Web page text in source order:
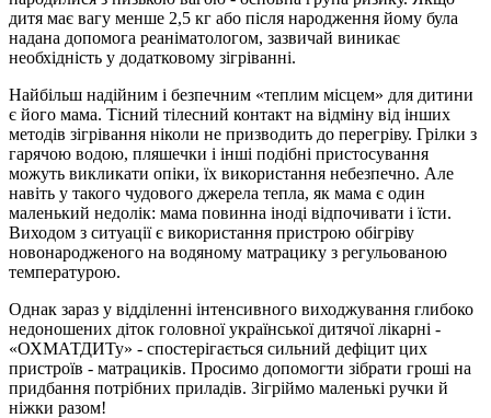
дитя має вагу менше 2,5 кг або після народження йому була
надана допомога реаніматологом, зазвичай виникає
необхідність у додатковому зігріванні.
Найбільш надійним і безпечним «теплим місцем» для дитини
є його мама. Тісний тілесний контакт на відміну від інших
методів зігрівання ніколи не призводить до перегріву. Грілки з
гарячою водою, пляшечки і інші подібні пристосування
можуть викликати опіки, їх використання небезпечно. Але
навіть у такого чудового джерела тепла, як мама є один
маленький недолік: мама повинна іноді відпочивати і їсти.
Виходом з ситуації є використання пристрою обігріву
новонародженого на водяному матрацику з регульованою
температурою.
Однак зараз у відділенні інтенсивного виходжування глибоко
недоношених діток головної української дитячої лікарні -
«ОХМАТДИТу» - спостерігається сильний дефіцит цих
пристроїв - матрациків. Просимо допомогти зібрати гроші на
придбання потрібних приладів. Зігріймо маленькі ручки й
ніжки разом!